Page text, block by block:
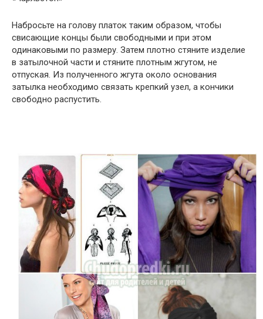
Набросьте на голову платок таким образом, чтобы
свисающие концы были свободными и при этом
одинаковыми по размеру. Затем плотно стяните изделие
в затылочной части и стяните плотным жгутом, не
отпуская. Из полученного жгута около основания
затылка необходимо связать крепкий узел, а кончики
свободно распустить.